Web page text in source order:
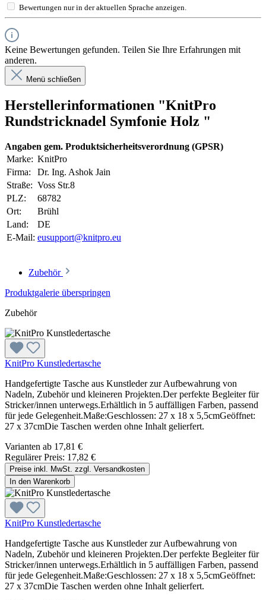
Bewertungen nur in der aktuellen Sprache anzeigen.
Keine Bewertungen gefunden. Teilen Sie Ihre Erfahrungen mit
anderen.
Menü schließen
Herstellerinformationen "KnitPro
Rundstricknadel Symfonie Holz "
Angaben gem. Produktsicherheitsverordnung (GPSR)
Marke: KnitPro
Firma:
Dr. Ing. Ashok Jain
Straße: Voss Str.8
PLZ:
68782
Ort:
Brühl
Land:
DE
E-Mail: eusupport@knitpro.eu
Zubehör
Produktgalerie überspringen
Zubehör
KnitPro Kunstledertasche
Handgefertigte Tasche aus Kunstleder zur Aufbewahrung von
Nadeln, Zubehör und kleineren Projekten.Der perfekte Begleiter für
Stricker/innen unterwegs.Erhältlich in 5 auffälligen Farben, passend
für jede Gelegenheit.Maße:Geschlossen: 27 x 18 x 5,5cmGeöffnet:
27 x 37cmDie Taschen werden ohne Inhalt gelierfert.
Varianten ab 17,81 €
Regulärer Preis: 17,82 €
Preise inkl. MwSt. zzgl. Versandkosten
In den Warenkorb
KnitPro Kunstledertasche
Handgefertigte Tasche aus Kunstleder zur Aufbewahrung von
Nadeln, Zubehör und kleineren Projekten.Der perfekte Begleiter für
Stricker/innen unterwegs.Erhältlich in 5 auffälligen Farben, passend
für jede Gelegenheit.Maße:Geschlossen: 27 x 18 x 5,5cmGeöffnet:
27 x 37cmDie Taschen werden ohne Inhalt gelierfert.